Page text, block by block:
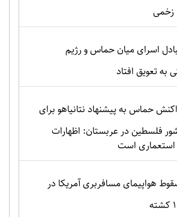
اسرای میان حماس و رژیم
به تعویق افتاد
حماس به پیشنهاد نتانیاهو برای
فلسطین در عربستان: اظهارات
است
هواپیمای مسافربری آمریکا در